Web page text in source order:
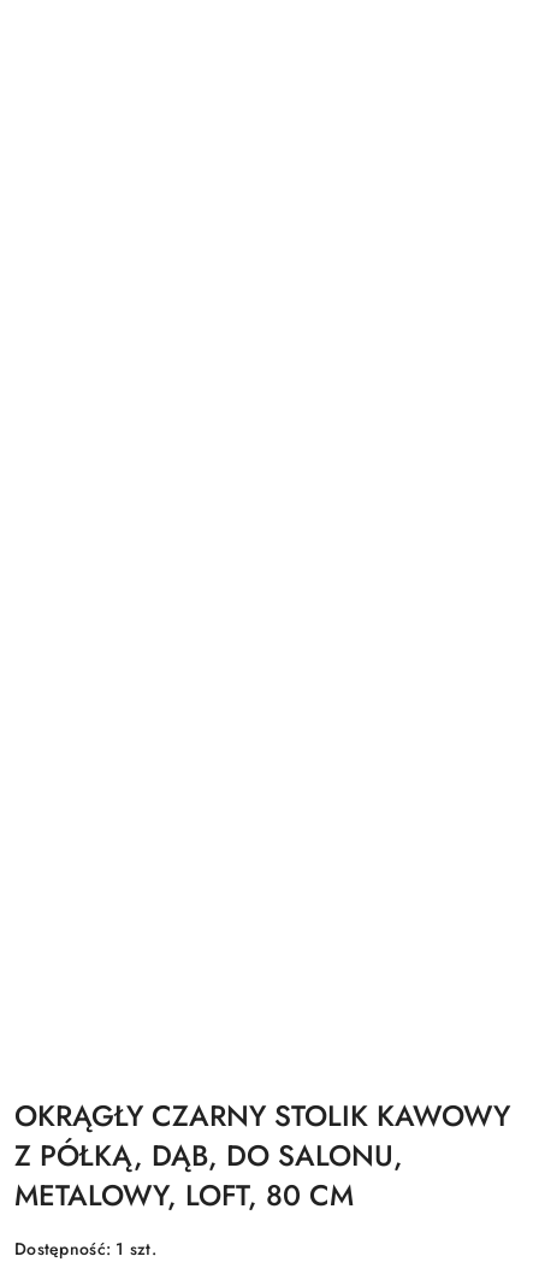
OKRĄGŁY CZARNY STOLIK KAWOWY
Z PÓŁKĄ, DĄB, DO SALONU,
METALOWY, LOFT, 80 CM
Dostępność: 1 szt.